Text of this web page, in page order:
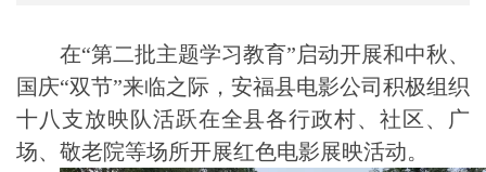
在“第二批主题学习教育”启动开展和中秋、
国庆“双节”来临之际，安福县电影公司积极组织
十八支放映队活跃在全县各行政村、社区、广
场、敬老院等场所开展红色电影展映活动。